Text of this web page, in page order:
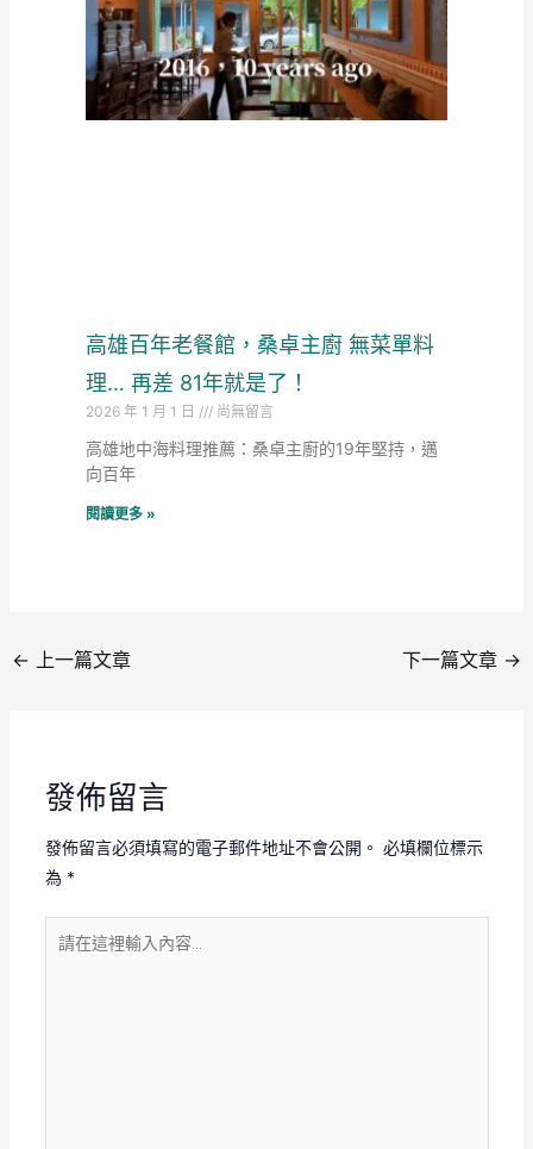
高雄百年老餐館，桑卓主廚 無菜單料
理… 再差 81年就是了！
2026 年 1 月 1 日 尚無留言
高雄地中海料理推薦：桑卓主廚的19年堅持，邁
向百年
閱讀更多 »
← 上一篇文章 下一篇文章 →
發佈留言
發佈留言必須填寫的電子郵件地址不會公開。 必填欄位標示
為 *